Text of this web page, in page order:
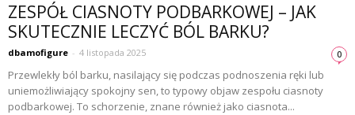
ZESPÓŁ CIASNOTY PODBARKOWEJ – JAK
SKUTECZNIE LECZYĆ BÓL BARKU?
dbamofigure - 4 listopada 2025 0
Przewlekły ból barku, nasilający się podczas podnoszenia ręki lub
uniemożliwiający spokojny sen, to typowy objaw zespołu ciasnoty
podbarkowej. To schorzenie, znane również jako ciasnota...